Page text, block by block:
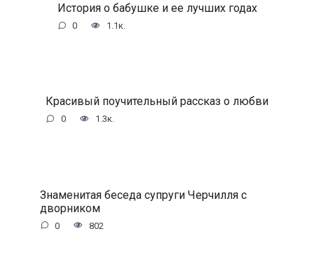
История о бабушке и ее лучших годах
0 1.1к.
Красивый поучительный рассказ о любви
0 1.3к.
Знаменитая беседа супруги Черчилля с
дворником
0 802